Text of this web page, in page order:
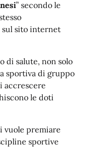
” secondo le
sito internet
di salute, non solo
sportiva di gruppo
accrescere
le doti
vuole premiare
sportive